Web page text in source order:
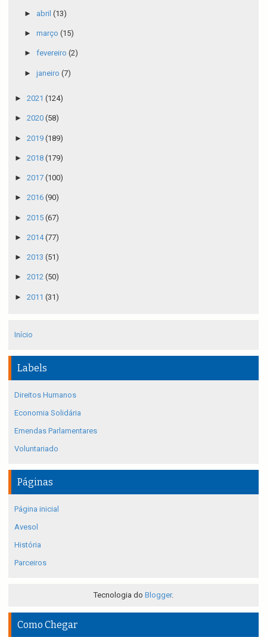
► abril (13)
► março (15)
► fevereiro (2)
► janeiro (7)
► 2021 (124)
► 2020 (58)
► 2019 (189)
► 2018 (179)
► 2017 (100)
► 2016 (90)
► 2015 (67)
► 2014(77)
► 2013 (51)
► 2012 (50)
► 2011 (31)
Início
Labels
Direitos Humanos
Economia Solidária
Emendas Parlamentares
Voluntariado
Páginas
Página inicial
Avesol
História
Parceiros
Tecnologia do Blogger.
Como Chegar